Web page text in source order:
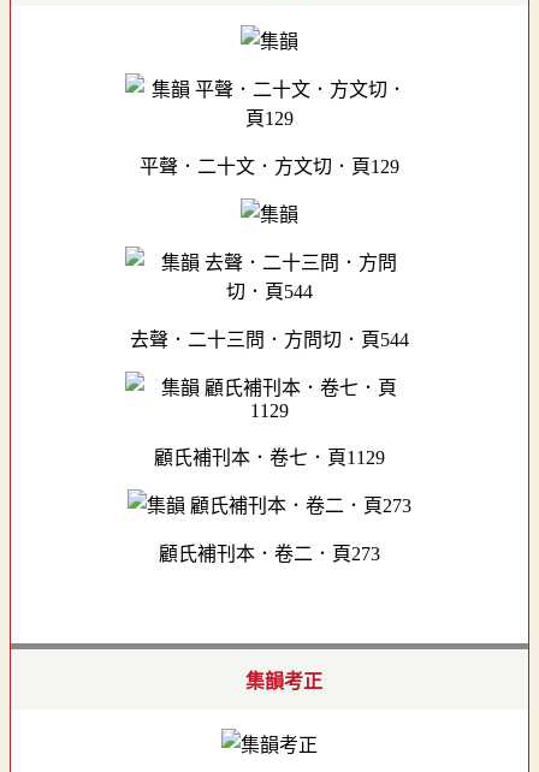
平聲．二十文．方文切．頁129
去聲．二十三問．方問切．頁544
顧氏補刊本．卷七．頁1129
顧氏補刊本．卷二．頁273
集韻考正